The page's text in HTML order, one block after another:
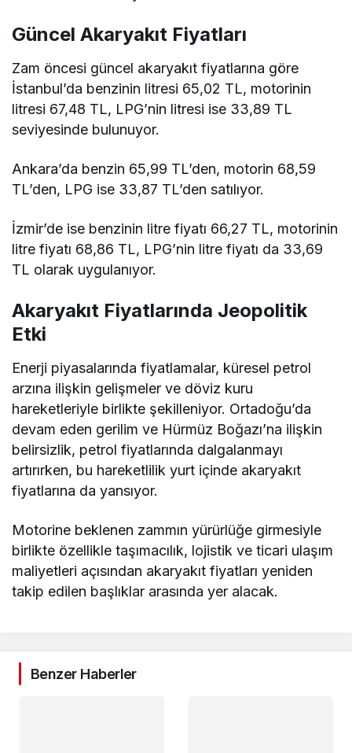
Güncel Akaryakıt Fiyatları
Zam öncesi güncel akaryakıt fiyatlarına göre
İstanbul’da benzinin litresi 65,02 TL, motorinin
litresi 67,48 TL, LPG’nin litresi ise 33,89 TL
seviyesinde bulunuyor.
Ankara’da benzin 65,99 TL’den, motorin 68,59
TL’den, LPG ise 33,87 TL’den satılıyor.
İzmir’de ise benzinin litre fiyatı 66,27 TL, motorinin
litre fiyatı 68,86 TL, LPG’nin litre fiyatı da 33,69
TL olarak uygulanıyor.
Akaryakıt Fiyatlarında Jeopolitik
Etki
Enerji piyasalarında fiyatlamalar, küresel petrol
arzına ilişkin gelişmeler ve döviz kuru
hareketleriyle birlikte şekilleniyor. Ortadoğu’da
devam eden gerilim ve Hürmüz Boğazı’na ilişkin
belirsizlik, petrol fiyatlarında dalgalanmayı
artırırken, bu hareketlilik yurt içinde akaryakıt
fiyatlarına da yansıyor.
Motorine beklenen zammın yürürlüğe girmesiyle
birlikte özellikle taşımacılık, lojistik ve ticari ulaşım
maliyetleri açısından akaryakıt fiyatları yeniden
takip edilen başlıklar arasında yer alacak.
Benzer Haberler